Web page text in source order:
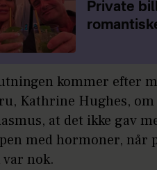
Private
kommer efter
Kathrine Hughes,
at det ikke gav
med hormoner, når
nok.